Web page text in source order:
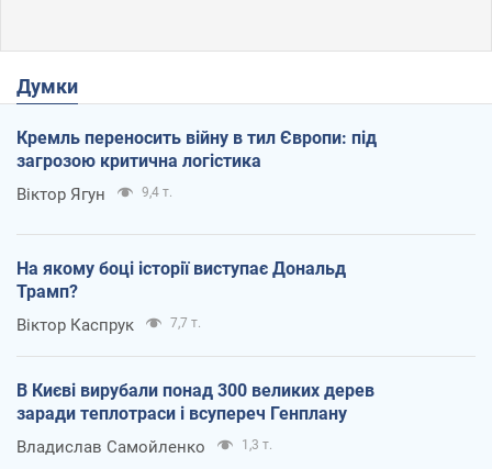
Думки
Кремль переносить війну в тил Європи: під
загрозою критична логістика
Віктор Ягун 9,4 т.
На якому боці історії виступає Дональд
Трамп?
Віктор Каспрук 7,7 т.
В Києві вирубали понад 300 великих дерев
заради теплотраси і всупереч Генплану
Владислав Самойленко 1,3 т.